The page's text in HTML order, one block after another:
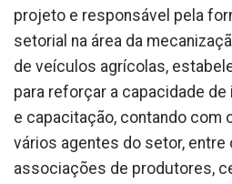
projeto e responsável pela
setorial na área da
de veículos agrícolas,
para reforçar a capacidade
e capacitação, contando com
vários agentes do setor, entre
associações de produtores,